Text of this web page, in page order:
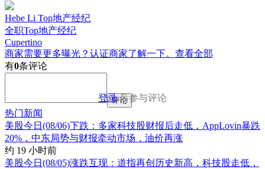
Hebe Li Top地产经纪
全职Top地产经纪
Cupertino
商家需要更多曝光？认证商家了解一下。 查看全部
有0条评论
登录后参与评论
评论
热门新闻
美股今日(08/06)下跌：多家科技股财报后走低，AppLovin暴跌
20%，中东局势与财报牵动市场，油价再涨
约 19 小时前
美股今日(08/05)涨跌互现：道指再创历史新高，科技股走低，